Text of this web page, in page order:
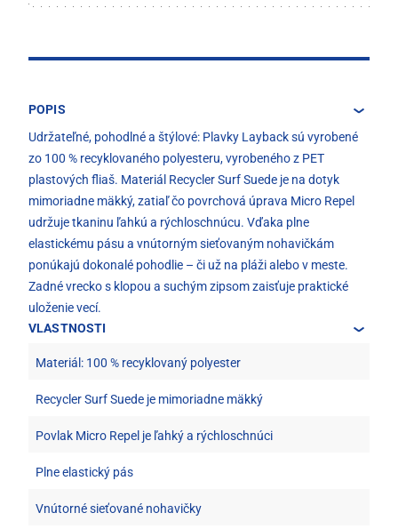
POPIS
Udržateľné, pohodlné a štýlové: Plavky Layback sú vyrobené
zo 100 % recyklovaného polyesteru, vyrobeného z PET
plastových fliaš. Materiál Recycler Surf Suede je na dotyk
mimoriadne mäkký, zatiaľ čo povrchová úprava Micro Repel
udržuje tkaninu ľahkú a rýchloschnúcu. Vďaka plne
elastickému pásu a vnútorným sieťovaným nohavičkám
ponúkajú dokonalé pohodlie – či už na pláži alebo v meste.
Zadné vrecko s klopou a suchým zipsom zaisťuje praktické
uloženie vecí.
VLASTNOSTI
Materiál: 100 % recyklovaný polyester
Recycler Surf Suede je mimoriadne mäkký
Povlak Micro Repel je ľahký a rýchloschnúci
Plne elastický pás
Vnútorné sieťované nohavičky